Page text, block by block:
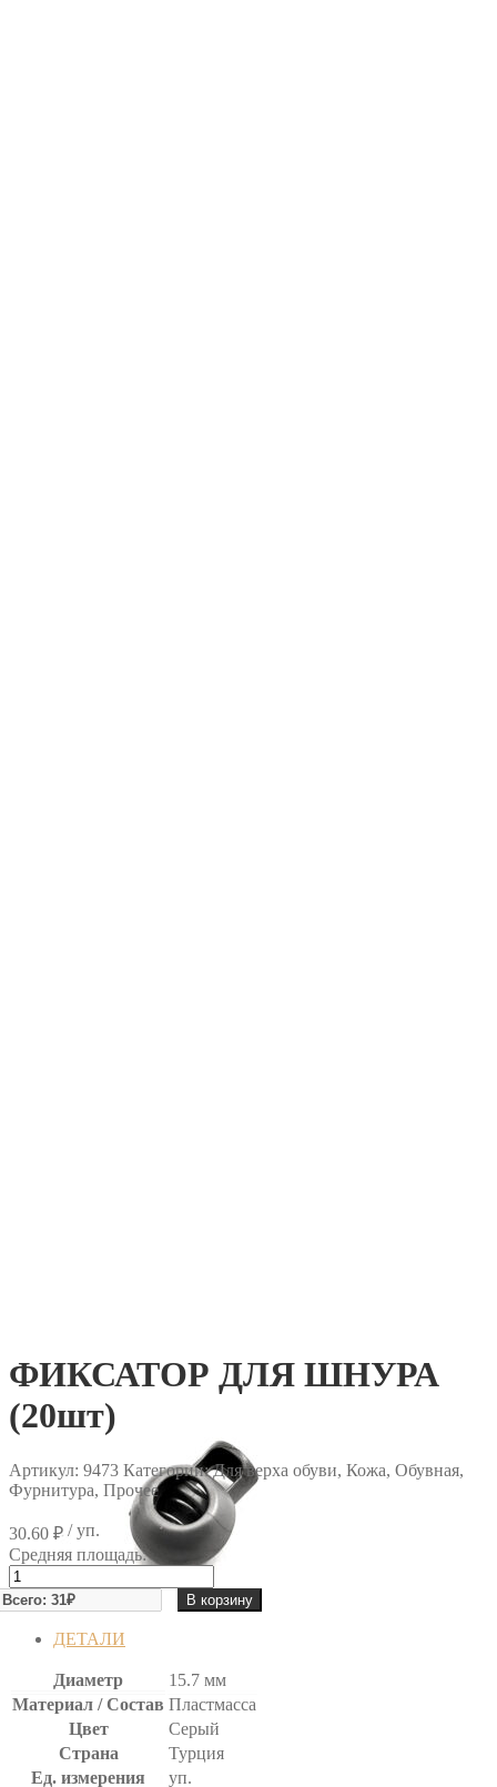
ФИКСАТОР ДЛЯ ШНУРА
(20шт)
Артикул: 9473 Категории: Для верха обуви, Кожа, Обувная,
Фурнитура, Прочее
30.60 ₽ / уп.
Средняя площадь:
Количество
товара
ФИКСАТОР
ДЛЯ
ШНУРА
(20шт)
В корзину
ДЕТАЛИ
Диаметр
15.7 мм
Материал / Состав Пластмасса
Цвет
Серый
Страна
Турция
Ед. измерения
уп.